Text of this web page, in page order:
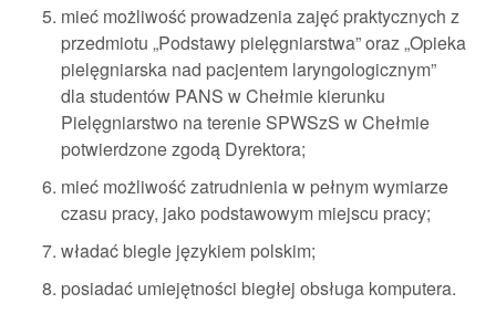
mieć możliwość prowadzenia zajęć praktycznych z
przedmiotu „Podstawy pielęgniarstwa” oraz „Opieka
pielęgniarska nad pacjentem laryngologicznym”
dla studentów PANS w Chełmie kierunku
Pielęgniarstwo na terenie SPWSzS w Chełmie
potwierdzone zgodą Dyrektora;
mieć możliwość zatrudnienia w pełnym wymiarze
czasu pracy, jako podstawowym miejscu pracy;
władać biegle językiem polskim;
posiadać umiejętności biegłej obsługa komputera.